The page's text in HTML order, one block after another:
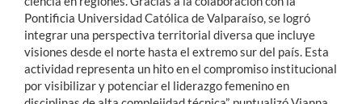
Pontificia Universidad Católica de Valparaíso, se logró
integrar una perspectiva territorial diversa que incluye
visiones desde el norte hasta el extremo sur del país. Esta
actividad representa un hito en el compromiso institucional
por visibilizar y potenciar el liderazgo femenino en